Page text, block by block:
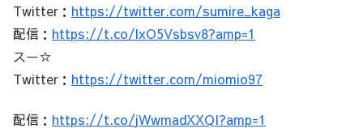
Twitter： https://twitter.com/sumire_kaga
配信： https://t.co/lxO5Vsbsv8?amp=1
スー☆
Twitter： https://twitter.com/miomio97
配信： https://t.co/jWwmadXXQI?amp=1